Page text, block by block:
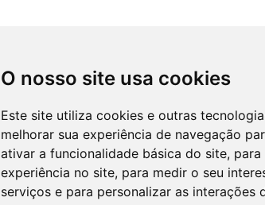
O nosso site usa cookies
Este site utiliza cookies e outras
melhorar sua experiência de navegação
ativar a funcionalidade básica do site,
experiência no site, para medir o seu
serviços e para personalizar as interações